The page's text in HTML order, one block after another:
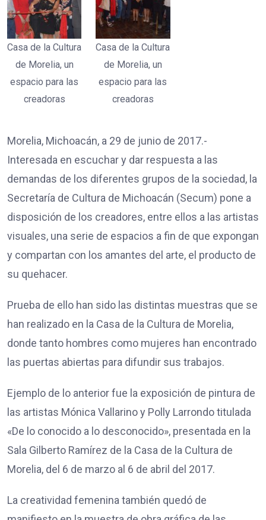
Casa de la Cultura
de Morelia, un
espacio para las
creadoras
Casa de la Cultura
de Morelia, un
espacio para las
creadoras
Morelia, Michoacán, a 29 de junio de 2017.-
Interesada en escuchar y dar respuesta a las
demandas de los diferentes grupos de la sociedad, la
Secretaría de Cultura de Michoacán (Secum) pone a
disposición de los creadores, entre ellos a las artistas
visuales, una serie de espacios a fin de que expongan
y compartan con los amantes del arte, el producto de
su quehacer.
Prueba de ello han sido las distintas muestras que se
han realizado en la Casa de la Cultura de Morelia,
donde tanto hombres como mujeres han encontrado
las puertas abiertas para difundir sus trabajos.
Ejemplo de lo anterior fue la exposición de pintura de
las artistas Mónica Vallarino y Polly Larrondo titulada
«De lo conocido a lo desconocido», presentada en la
Sala Gilberto Ramírez de la Casa de la Cultura de
Morelia, del 6 de marzo al 6 de abril del 2017.
La creatividad femenina también quedó de